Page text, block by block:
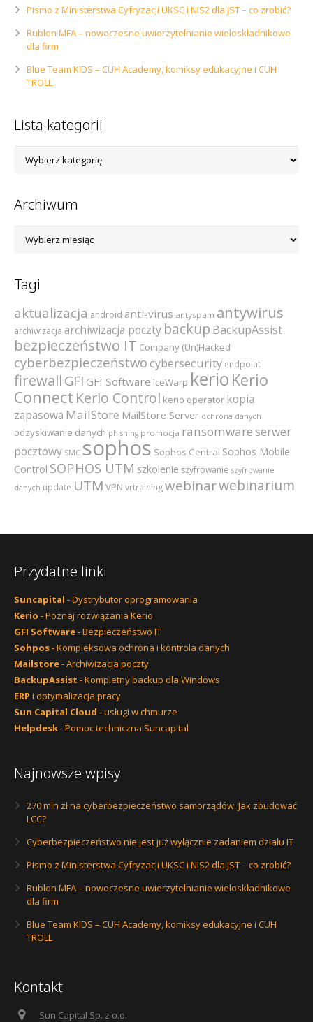
Pismo z Ministerstwa Cyfryzacji UKSC i NIS2 dla JST – co zrobić?
Rublon MFA – nowoczesne uwierzytelnianie wieloskładnikowe
dla firm
Blue Team KIDS – CUH Academy, komiksy edukacyjne i CUH
TROLL
Lista kategorii
kategorii
Archiwum
Tagi
aktualizacja android anti-virus antyspam antywirus
archiwizacja archiwizacja poczty backup BackupAssist
bezpieczeństwo IT Company (Un)Hacked
cyberbezpieczeństwocybersecurity endpoint
firewall GFI GFI Software IceWarp kerio Kerio
Connect Kerio Control kerio operator kopia
zapasowa MailStore MailStore Server ochrona danych
odzyskiwanie danych phishing promocja ransomware serwer
pocztowy SMC sophos Sophos Central Sophos Mobile
Control SOPHOS UTM szkolenie szyfrowanie szyfrowanie
danych update UTM VPN vrtrainingwebinarwebinarium
Przydatne linki
Suncapital - Dystrybutor oprogramowania
Kerio - Poznaj rozwiązania Kerio
GFI Software- Bezpieczeństwo IT
Sohpos- Kompleksowa ochrona i kontrola danych
Mailstore- Archiwizacja poczty
BackupAssist - Kompletny backup dla Windows
ERP i optymalizacja pracy
Sun Capital Cloud - usługi w chmurze
Helpdesk- Pomoc techniczna Suncapital
Najnowsze wpisy
270 mln zł na cyberbezpieczeństwo samorządów. Jak zbudować
LCC?
Cyberbezpieczeństwo nie jest już wyłącznie zadaniem działu IT
Pismo z Ministerstwa Cyfryzacji UKSC i NIS2 dla JST – co zrobić?
Rublon MFA – nowoczesne uwierzytelnianie wieloskładnikowe
dla firm
Blue Team KIDS – CUH Academy, komiksy edukacyjne i CUH
TROLL
Kontakt
Sun Capital Sp. z o.o.